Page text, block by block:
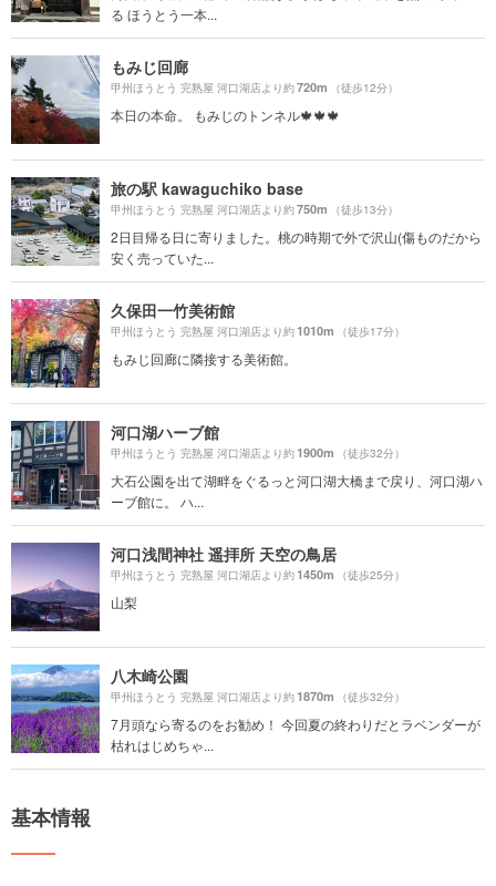
る ほうとう一本...
もみじ回廊
甲州ほうとう 完熟屋 河口湖店より約720m （徒歩12分）
本日の本命。 もみじのトンネル🍁🍁🍁
旅の駅 kawaguchiko base
甲州ほうとう 完熟屋 河口湖店より約750m （徒歩13分）
2日目帰る日に寄りました。桃の時期で外で沢山(傷ものだから
安く売っていた...
久保田一竹美術館
甲州ほうとう 完熟屋 河口湖店より約1010m （徒歩17分）
もみじ回廊に隣接する美術館。
河口湖ハーブ館
甲州ほうとう 完熟屋 河口湖店より約1900m （徒歩32分）
大石公園を出て湖畔をぐるっと河口湖大橋まで戻り、河口湖ハ
ーブ館に。 ハ...
河口浅間神社 遥拝所 天空の鳥居
甲州ほうとう 完熟屋 河口湖店より約1450m （徒歩25分）
山梨
八木崎公園
甲州ほうとう 完熟屋 河口湖店より約1870m （徒歩32分）
7月頭なら寄るのをお勧め！ 今回夏の終わりだとラベンダーが
枯れはじめちゃ...
基本情報